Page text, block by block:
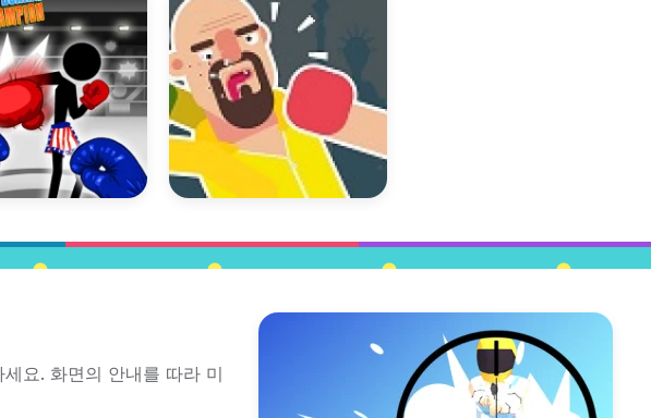
요. 화면의 안내를 따라 미